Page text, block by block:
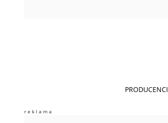
PRODUCENCI